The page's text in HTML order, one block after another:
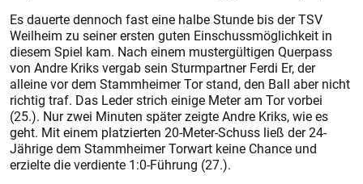
Es dauerte dennoch fast eine halbe Stunde bis der TSV
Weilheim zu seiner ersten guten Einschussmöglichkeit in
diesem Spiel kam. Nach einem mustergültigen Querpass
von Andre Kriks vergab sein Sturmpartner Ferdi Er, der
alleine vor dem Stammheimer Tor stand, den Ball aber nicht
richtig traf. Das Leder strich einige Meter am Tor vorbei
(25.). Nur zwei Minuten später zeigte Andre Kriks, wie es
geht. Mit einem platzierten 20-Meter-Schuss ließ der 24-
Jährige dem Stammheimer Torwart keine Chance und
erzielte die verdiente 1:0-Führung (27.).